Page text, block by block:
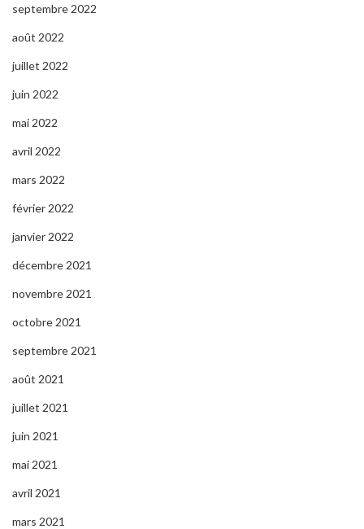
septembre 2022
août 2022
juillet 2022
juin 2022
mai 2022
avril 2022
mars 2022
février 2022
janvier 2022
décembre 2021
novembre 2021
octobre 2021
septembre 2021
août 2021
juillet 2021
juin 2021
mai 2021
avril 2021
mars 2021